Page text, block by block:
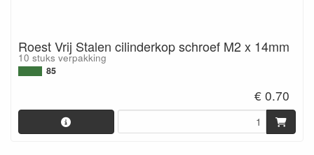
Roest Vrij Stalen cilinderkop schroef M2 x 14mm
10 stuks verpakking
85
€ 0.70